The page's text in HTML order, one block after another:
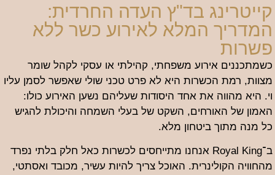
קייטרינג בד"ץ העדה החרדית:
המדריך המלא לאירוע כשר ללא
פשרות
כשמתכננים אירוע משפחתי, קהילתי או עסקי לקהל שומר
מצוות, רמת הכשרות היא לא פרט טכני שולי שאפשר לסמן עליו
וי. היא מהווה את אחד היסודות שעליהם נשען האירוע כולו:
האמון של האורחים, השקט של בעלי השמחה והיכולת להגיש
כל מנה מתוך ביטחון מלא.
ב־Royal King אנחנו מתייחסים לכשרות כאל חלק בלתי נפרד
מהחוויה הקולינרית. האוכל צריך להיות עשיר, מכובד ואסתטי,